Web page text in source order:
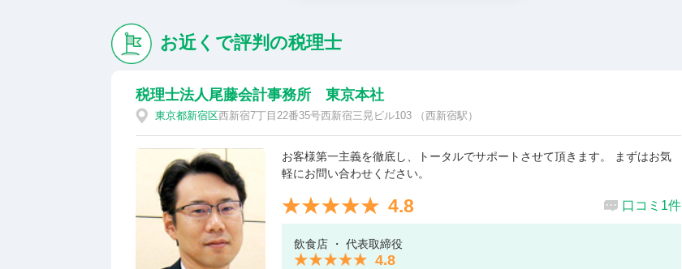
お近くで評判の税理士
税理士法人尾藤会計事務所 東京本社
東京都新宿区西新宿7丁目22番35号西新宿三晃ビル103 （西新宿駅）
お客様第一主義を徹底し、トータルでサポートさせて頂きます。 まずはお気
軽にお問い合わせください。
4.8 口コミ1件
飲食店 ・ 代表取締役
4.8